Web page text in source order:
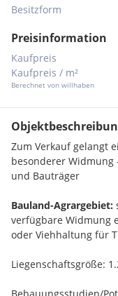
Besitzform
Preisinformation
Kaufpreis
Kaufpreis / m²
Berechnet von willhaben
Zum Verkauf gelangt
besonderer
und Bauträger
Bauland-Agrargebiet:
verfügbare Widmung
oder Viehhaltung für
Liegenschaftsgröße: